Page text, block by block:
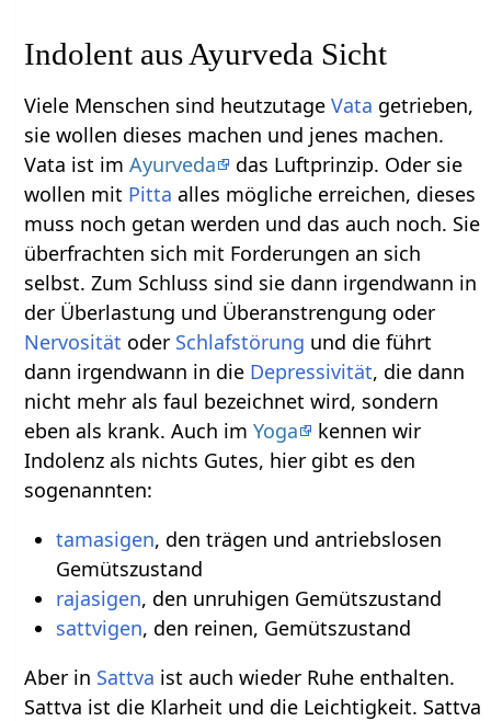
Indolent aus Ayurveda Sicht
Viele Menschen sind heutzutageVata getrieben,
sie wollen dieses machen und jenes machen.
Vata ist imAyurveda
das Luftprinzip. Oder sie
wollen mit Pitta alles mögliche erreichen, dieses
muss noch getan werden und das auch noch. Sie
überfrachten sich mit Forderungen an sich
selbst. Zum Schluss sind sie dann irgendwann in
der Überlastung und Überanstrengung oder
Nervosität oder Schlafstörung und die führt
dann irgendwann in die Depressivität, die dann
nicht mehr als faul bezeichnet wird, sondern
eben als krank. Auch imYoga
kennen wir
Indolenz als nichts Gutes, hier gibt es den
sogenannten:
tamasigen, den trägen und antriebslosen
Gemütszustand
rajasigen, den unruhigen Gemütszustand
sattvigen, den reinen, Gemütszustand
Aber in Sattva ist auch wieder Ruhe enthalten.
Sattva ist die Klarheit und die Leichtigkeit. Sattva